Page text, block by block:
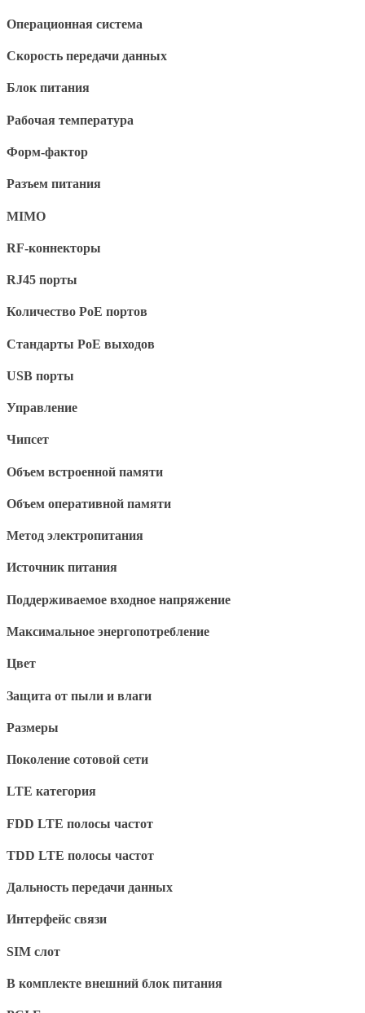
Операционная система
Скорость передачи данных
Блок питания
Рабочая температура
Форм-фактор
Разъем питания
MIMO
RF-коннекторы
RJ45 порты
Количество PoE портов
Стандарты PoE выходов
USB порты
Управление
Чипсет
Объем встроенной памяти
Объем оперативной памяти
Метод электропитания
Источник питания
Поддерживаемое входное напряжение
Максимальное энергопотребление
Цвет
Защита от пыли и влаги
Размеры
Поколение сотовой сети
LTE категория
FDD LTE полосы частот
TDD LTE полосы частот
Дальность передачи данных
Интерфейс связи
SIM слот
В комплекте внешний блок питания